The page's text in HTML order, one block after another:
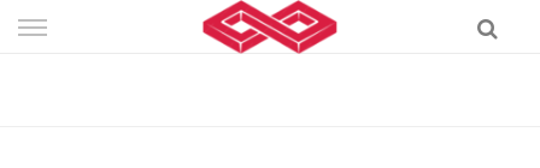
Skip